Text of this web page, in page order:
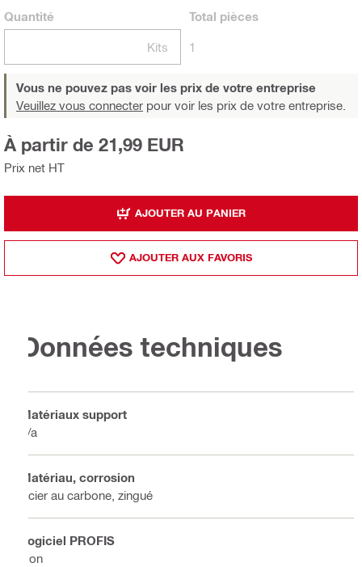
Quantité
Kits
Total pièces
1
Vous ne pouvez pas voir les prix de votre entreprise
Veuillez vous connecter pour voir les prix de votre entreprise.
Prix net HT
À partir de 21,99 EUR
AJOUTER AU PANIER
AJOUTER AUX FAVORIS
Données techniques
Matériaux support
n/a
Matériau, corrosion
Acier au carbone, zingué
Logiciel PROFIS
Non